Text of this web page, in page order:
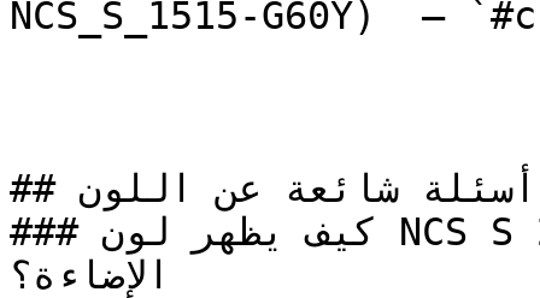
NCS_S_1515-G60Y)  —
## أسئلة شائعة عن اللون
### كيف يظهر لون NCS S 2030-R60B في الغرف مع
الإضاءة؟